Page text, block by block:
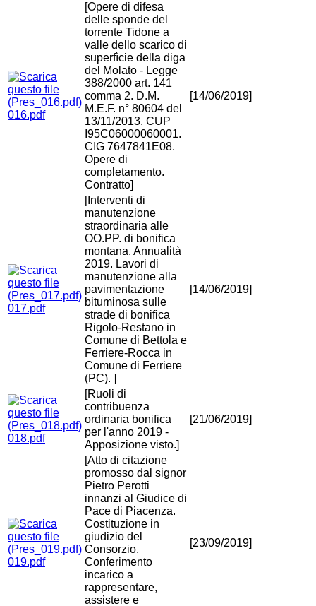
016.pdf
[Opere di difesa
delle sponde del
torrente Tidone a
valle dello scarico di
superfìcie della diga
del Molato - Legge
388/2000 art. 141
comma 2. D.M.
M.E.F. n° 80604 del
13/11/2013. CUP
I95C06000060001.
CIG 7647841E08.
Opere di
completamento.
Contratto]
[14/06/2019]
017.pdf
[Interventi di
manutenzione
straordinaria alle
OO.PP. di bonifica
montana. Annualità
2019. Lavori di
manutenzione alla
pavimentazione
bituminosa sulle
strade di bonifica
Rigolo-Restano in
Comune di Bettola e
Ferriere-Rocca in
Comune di Ferriere
(PC). ]
[14/06/2019]
018.pdf
[Ruoli di
contribuenza
ordinaria bonifica
per l'anno 2019 -
Apposizione visto.]
[21/06/2019]
019.pdf
[Atto di citazione
promosso dal signor
Pietro Perotti
innanzi al Giudice di
Pace di Piacenza.
Costituzione in
giudizio del
Consorzio.
Conferimento
incarico a
rappresentare,
assistere e
[23/09/2019]